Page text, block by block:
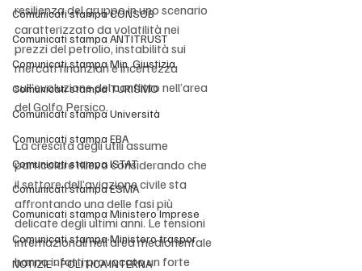
Comunicati stampa CONSOB
Comunicati stampa ANTITRUST
Comunicati stampa Min. Giustizia
Comunicati stampa TURISMO
Comunicati stampa Università
Comunicati stampa EBA
Comunicati stampa ISTAT
Comunicati stampa ESMA
Comunicati stampa Ministero Imprese
Comunicati stampa Ministero traspor
NOTIZIE - POLITICA INTERNA
resilienza del gruppo in uno scenario
caratterizzato da volatilità nei
prezzi del petrolio, instabilità sui
mercati finanziari e incertezza
sull’evoluzione del conflitto nell’area
del Golfo Persico.
La crescita degli utili assume
particolare rilievo considerando che
il settore dell’aviazione civile sta
affrontando una delle fasi più
delicate degli ultimi anni. Le tensioni
internazionali nell’area mediorientale
hanno infatti provocato un forte